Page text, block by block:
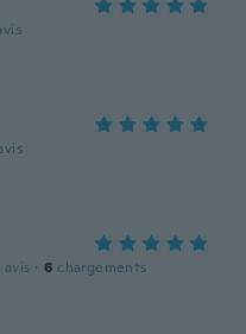
avis · 6 chargements